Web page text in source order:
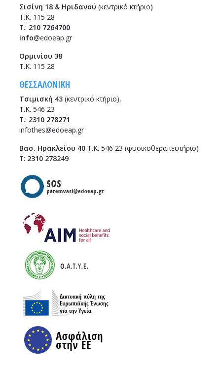
Σισίνη 18 & Ηριδανού (κεντρικό κτήριο)
Τ.Κ. 115 28
T.: 210 7264700
info@edoeap.gr
Ορμινίου 38
Τ.Κ. 115 28
ΘΕΣΣΑΛΟΝΙΚΗ
Τσιμισκή 43 (κεντρικό κτήριο),
Τ.Κ. 546 23
T.: 2310 278271
infothes@edoeap.gr
Βασ. Ηρακλείου 40 Τ.Κ. 546 23 (φυσικοθεραπευτήριο)
Τ: 2310 278249